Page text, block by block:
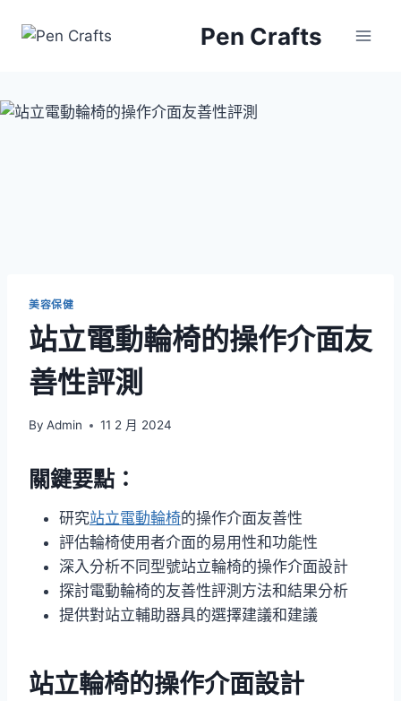
Pen Crafts
美容保健
站立電動輪椅的操作介面友
善性評測
By Admin 11 2 月 2024
關鍵要點：
研究站立電動輪椅的操作介面友善性
評估輪椅使用者介面的易用性和功能性
深入分析不同型號站立輪椅的操作介面設計
探討電動輪椅的友善性評測方法和結果分析
提供對站立輔助器具的選擇建議和建議
站立輪椅的操作介面設計